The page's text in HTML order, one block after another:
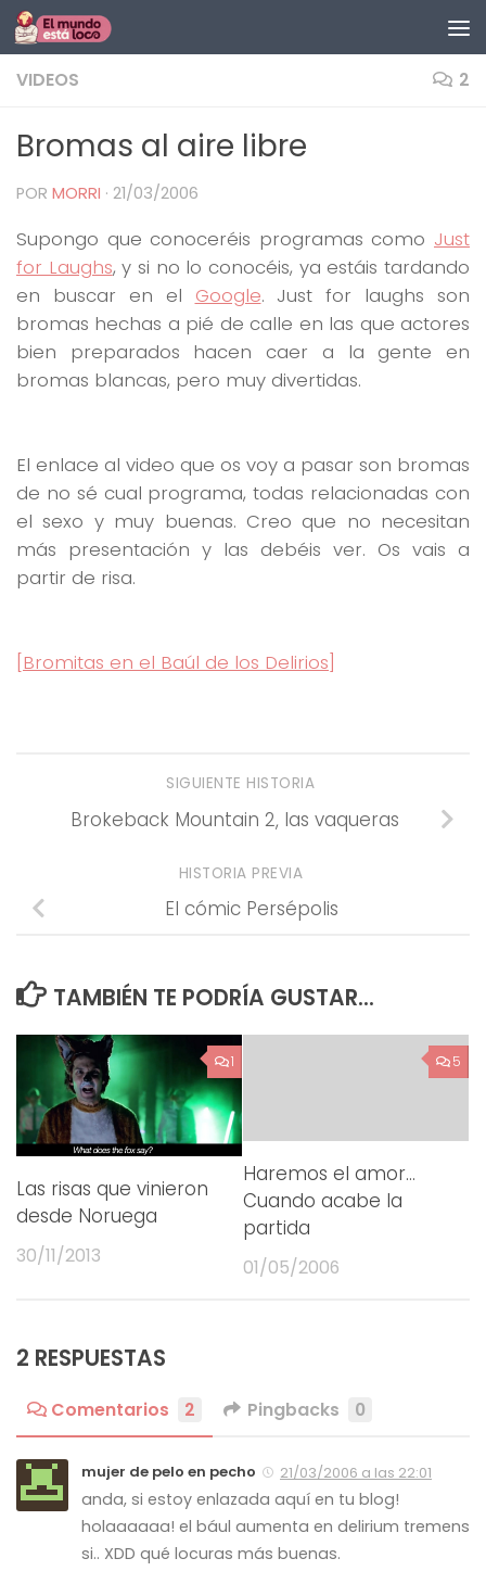
Saltar al contenido
VIDEOS 2
Bromas al aire libre
POR MORRI · 21/03/2006
Supongo que conoceréis programas como Just
for Laughs, y si no lo conocéis, ya estáis tardando
en buscar en el Google. Just for laughs son
bromas hechas a pié de calle en las que actores
bien preparados hacen caer a la gente en
bromas blancas, pero muy divertidas.
El enlace al video que os voy a pasar son bromas
de no sé cual programa, todas relacionadas con
el sexo y muy buenas. Creo que no necesitan
más presentación y las debéis ver. Os vais a
partir de risa.
[Bromitas en el Baúl de los Delirios]
SIGUIENTE HISTORIA
Brokeback Mountain 2, las vaqueras
HISTORIA PREVIA
El cómic Persépolis
TAMBIÉN TE PODRÍA GUSTAR...
1
Las risas que vinieron
desde Noruega
30/11/2013
5
Haremos el amor…
Cuando acabe la
partida
01/05/2006
2 RESPUESTAS
Comentarios 2 Pingbacks 0
mujer de pelo en pecho 21/03/2006 a las 22:01
anda, si estoy enlazada aquí en tu blog!
holaaaaaa! el bául aumenta en delirium tremens
si.. XDD qué locuras más buenas.